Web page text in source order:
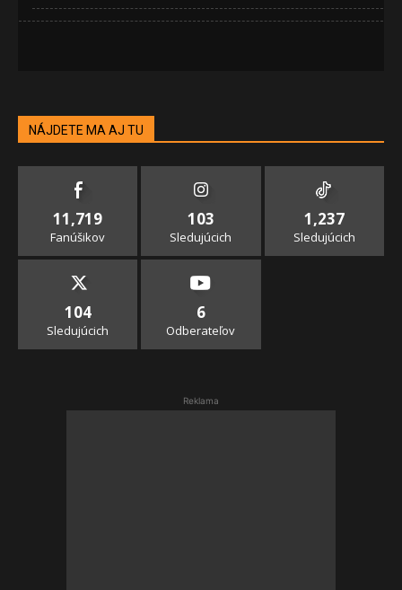
NÁJDETE MA AJ TU
11,719
Fanúšikov
103
Sledujúcich
1,237
Sledujúcich
104
Sledujúcich
6
Odberateľov
Reklama